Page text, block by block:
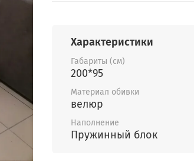
Характеристики
Габариты (см)
200*95
Материал обивки
велюр
Наполнение
Пружинный блок